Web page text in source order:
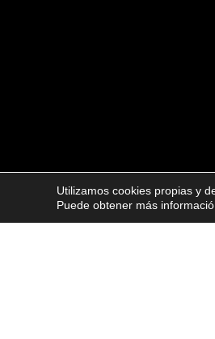
Utilizamos cookies propias y
Puede obtener más